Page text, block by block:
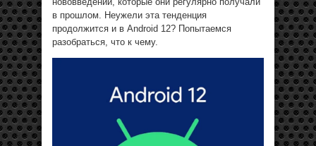
в прошлом. Неужели эта тенденция
продолжится и в Android 12? Попытаемся
разобраться, что к чему.